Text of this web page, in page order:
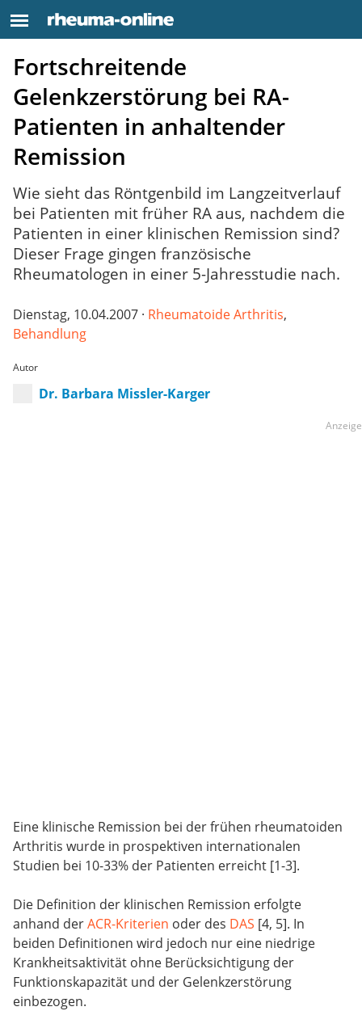
Fortschreitende
Gelenkzerstörung bei RA-
Patienten in anhaltender
Remission
Wie sieht das Röntgenbild im Langzeitverlauf
bei Patienten mit früher RA aus, nachdem die
Patienten in einer klinischen Remission sind?
Dieser Frage gingen französische
Rheumatologen in einer 5-Jahresstudie nach.
Dienstag, 10.04.2007 · Rheumatoide Arthritis,
Behandlung
Autor
Dr. Barbara Missler-Karger
Eine klinische Remission bei der frühen rheumatoiden
Arthritis wurde in prospektiven internationalen
Studien bei 10-33% der Patienten erreicht [1-3].
Die Definition der klinischen Remission erfolgte
anhand derACR-Kriterien oder des DAS [4, 5]. In
beiden Definitionen wird jedoch nur eine niedrige
Krankheitsaktivität ohne Berücksichtigung der
Funktionskapazität und der Gelenkzerstörung
einbezogen.